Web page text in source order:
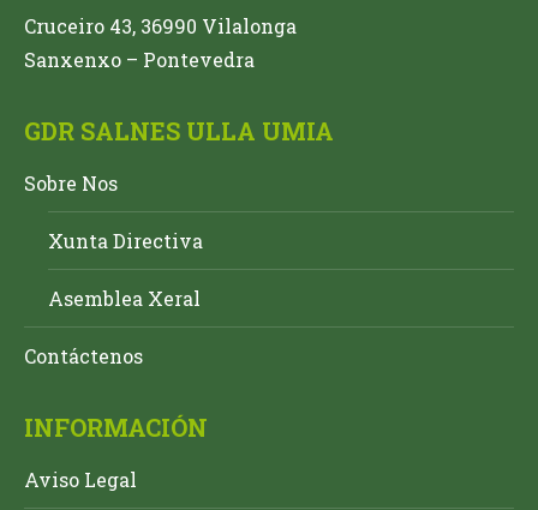
Cruceiro 43, 36990 Vilalonga
Sanxenxo – Pontevedra
GDR SALNES ULLA UMIA
Sobre Nos
Xunta Directiva
Asemblea Xeral
Contáctenos
INFORMACIÓN
Aviso Legal